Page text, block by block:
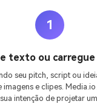
1
texto ou carregue
seu pitch, script ou
imagens e clipes.
intenção de projetar